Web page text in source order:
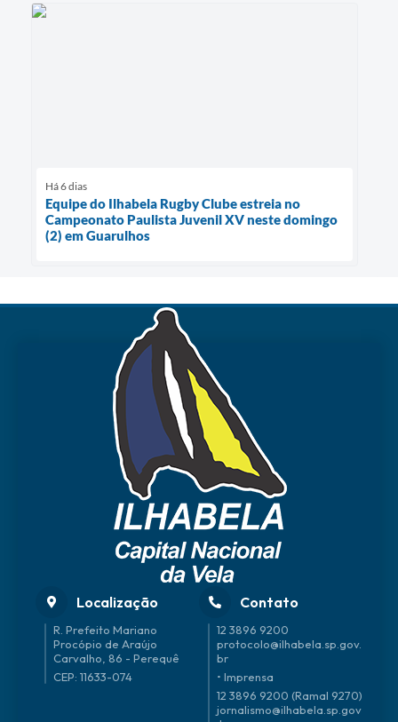
Há 6 dias
Equipe do Ilhabela Rugby Clube estreia no
Campeonato Paulista Juvenil XV neste domingo
(2) em Guarulhos
Localização
R. Prefeito Mariano
Procópio de Araújo
Carvalho, 86 - Perequê
CEP: 11633-074
Contato
12 3896 9200
protocolo@ilhabela.sp.gov.
br
• Imprensa
12 3896 9200 (Ramal 9270)
jornalismo@ilhabela.sp.gov